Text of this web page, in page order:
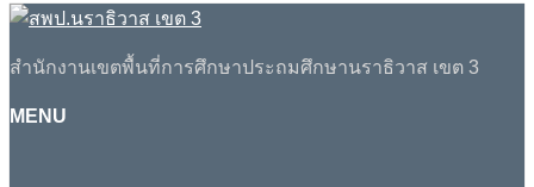
สำนักงานเขตพื้นที่การศึกษาประถมศึกษานราธิวาส เขต 3
MENU